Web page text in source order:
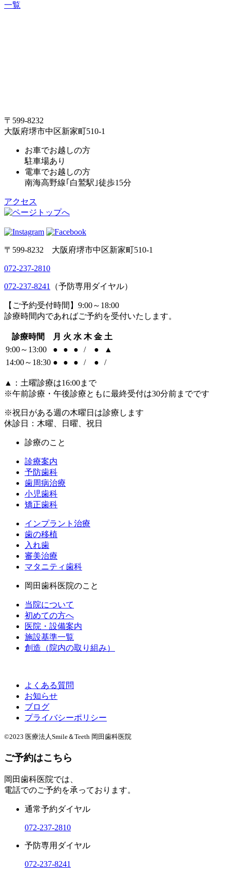
一覧
〒599-8232
大阪府堺市中区新家町510-1
お車でお越しの方
駐車場あり
電車でお越しの方
南海高野線｢白鷲駅｣徒歩15分
アクセス
〒599-8232 大阪府堺市中区新家町510-1
072-237-2810
072-237-8241 （予防専用ダイヤル）
【ご予約受付時間】9:00～18:00
診療時間内であればご予約を受付いたします。
診療時間 月 火 水 木 金 土
9:00～13:00
● ● ● / ●
▲
14:00～18:30 ● ● ● / ● /
▲：土曜診療は16:00まで
※午前診療・午後診療ともに最終受付は30分前までです
※祝日がある週の木曜日は診療します
休診日：木曜、日曜、祝日
診療のこと
診療案内
予防歯科
歯周病治療
小児歯科
矯正歯科
インプラント治療
歯の移植
入れ歯
審美治療
マタニティ歯科
岡田歯科医院のこと
当院について
初めての方へ
医院・設備案内
施設基準一覧
創造（院内の取り組み）
よくある質問
お知らせ
ブログ
プライバシーポリシー
©2023 医療法人Smile＆Teeth 岡田歯科医院
ご予約はこちら
岡田歯科医院では、
電話でのご予約を承っております。
通常予約ダイヤル
072-237-2810
予防専用ダイヤル
072-237-8241